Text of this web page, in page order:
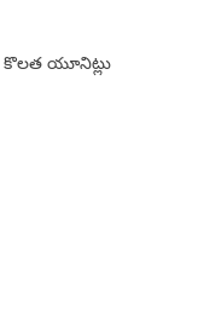
కొలత యూనిట్లు